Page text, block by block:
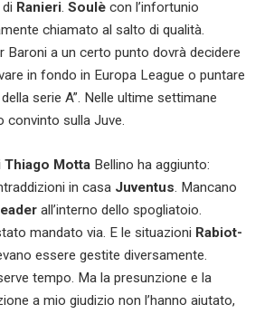
Ranieri. Soulè con l’infortunio
chiamato al salto di qualità.
Baroni a un certo punto dovrà decidere
in fondo in Europa League o puntare
serie A”. Nelle ultime settimane
convinto sulla Juve.
Thiago Motta Bellino ha aggiunto:
in casa Juventus. Mancano
all’interno dello spogliatoio.
mandato via. E le situazioni Rabiot-
essere gestite diversamente.
tempo. Ma la presunzione e la
a mio giudizio non l’hanno aiutato,